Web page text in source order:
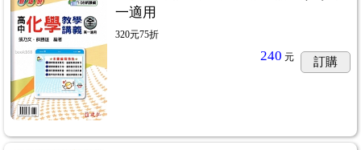
一適用
320元75折
240 元 訂購